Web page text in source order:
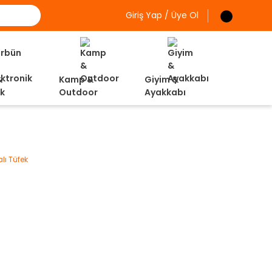
Giriş Yap / Üye Ol
Kamp &
Outdoor
Giyim &
Ayakkabı